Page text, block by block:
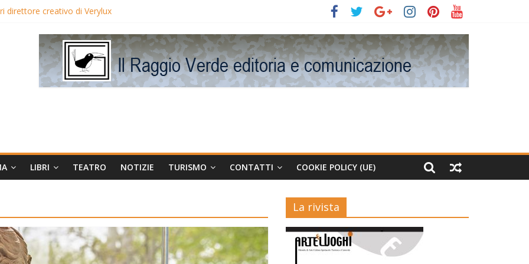
direttore creativo di Verylux
Edwards in proiezione per i LunedìLùmière
la regista Liliana Cavani e Tomas Milian
LIBRI TEATRO NOTIZIE TURISMO CONTATTI COOKIE POLICY (UE)
La rivista